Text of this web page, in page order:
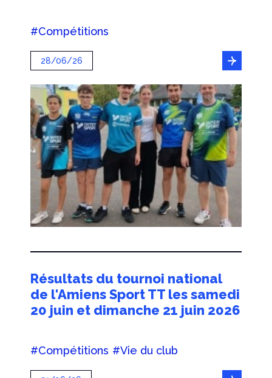
#Compétitions
28/06/26
Résultats du tournoi national
de l'Amiens Sport TT les samedi
20 juin et dimanche 21 juin 2026
#Compétitions #Vie du club